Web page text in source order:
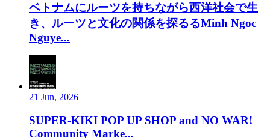
ベトナムにルーツを持ちながら西洋社会で生
き、ルーツと文化の関係を探るるMinh Ngoc
Nguye...
21 Jun, 2026
SUPER-KIKI POP UP SHOP and NO WAR!
Community Marke...